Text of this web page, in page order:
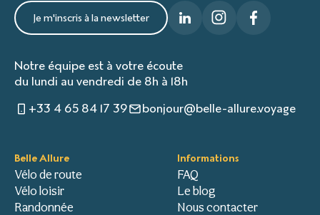
Je m'inscris à la newsletter
Notre équipe est à votre écoute
du lundi au vendredi de 8h à 18h
+33 4 65 84 17 39
bonjour@belle-allure.voyage
Belle Allure
Vélo de route
Vélo loisir
Randonnée
Informations
FAQ
Le blog
Nous contacter